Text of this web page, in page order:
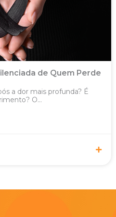
de Quem Perde
a dor mais profunda? É
O...